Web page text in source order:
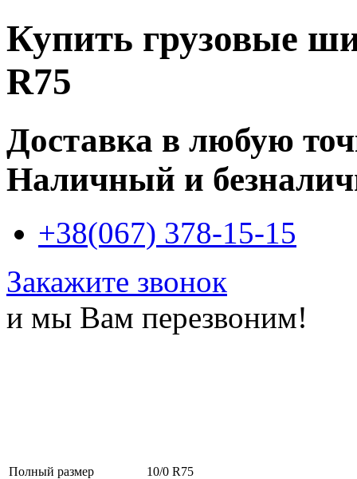
Купить грузовые
R75
Доставка в любую
Наличный и
+38(067) 378-15-15
Закажите звонок
и мы Вам перезвоним!
Полный размер
10/0 R75